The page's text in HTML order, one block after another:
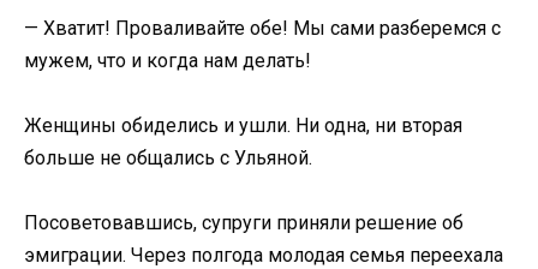
— Хватит! Проваливайте обе! Мы сами разберемся с
мужем, что и когда нам делать!
Женщины обиделись и ушли. Ни одна, ни вторая
больше не общались с Ульяной.
Посоветовавшись, супруги приняли решение об
эмиграции. Через полгода молодая семья переехала